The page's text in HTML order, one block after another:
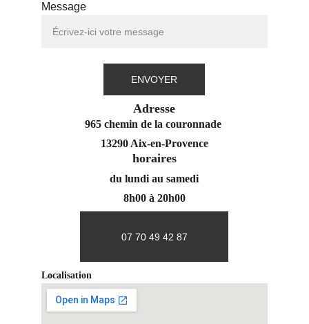
Message
ENVOYER
Adresse
965 chemin de la couronnade
13290 Aix-en-Provence
07 70 49 42 87
Localisation
horaires
du lundi au samedi
8h00 à 20h00